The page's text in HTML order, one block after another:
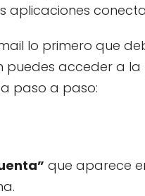
aplicaciones
lo primero que
puedes acceder a
paso a paso:
que aparece